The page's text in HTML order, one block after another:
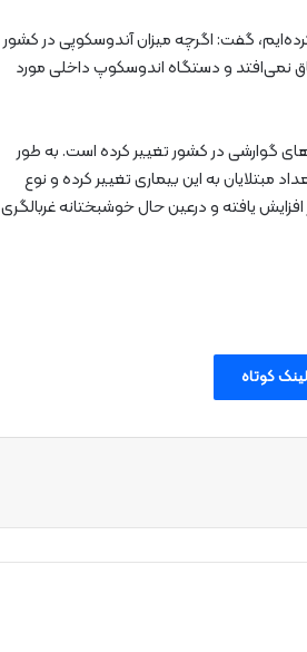
گفت: اگرچه میزان آندوسکوپی در کشور
نمی‌افتد و دستگاه اندوسکوپ داخلی مورد
گوارشی در کشور تغییر کرده است. به طور
به این بیماری تغییر کرده و نوع
یافته و درعین حال خوشبختانه غربالگری
کوتاه